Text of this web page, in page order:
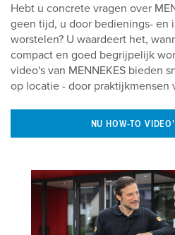
Hebt u concrete vragen over
geen tijd, u door bedienings- en
worstelen? U waardeert het,
compact en goed begrijpelijk
video's van MENNEKES bieden
op locatie - door praktijkmensen
NU HOW-TO